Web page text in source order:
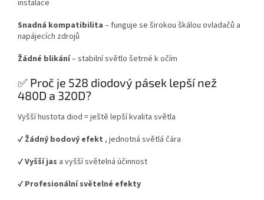
instalace
Snadná kompatibilita – funguje se širokou škálou ovladačů a
napájecích zdrojů
Žádné blikání– stabilní světlo šetrné k očím
✅ Proč je 528 diodový pásek lepší než
480D a 320D?
Vyšší hustota diod = ještě lepší kvalita světla
✔️ Žádný bodový efekt , jednotná světlá čára
✔️Vyšší jas a vyšší světelná účinnost
✔️ Profesionální světelné efekty